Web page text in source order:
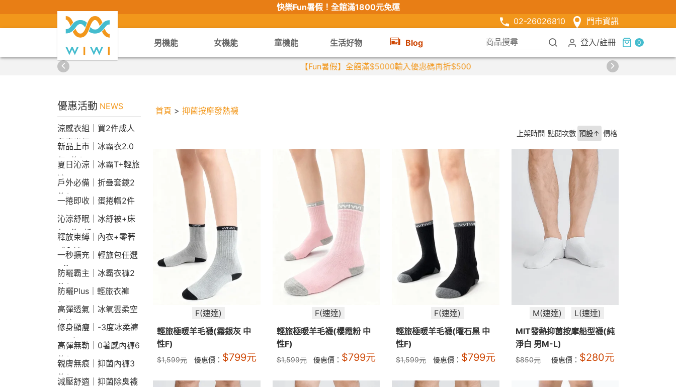
快樂Fun暑假！ 全館滿1800元免運
02-26026810
門市資訊
男機能 女機能 童機能 生活好物 Blog 登入 /註冊 0
【Fun暑假】全館滿$5000輸入優惠碼再折$500
優惠活動 NEWS
涼感衣組｜買2件成人
兒童半價
新品上市｜冰霸衣2.0
任2件$2290
夏日沁涼｜冰霸T+輕旅
褲
戶外必備｜折疊套鏡2
件$1790
一捲即收｜蛋捲帽2件
1790
沁涼舒眠｜冰舒被+床
包2件9折
釋放束縛｜內衣+零著
感內褲
一秒擴充｜輕旅包任選
2件2190
防曬霸主｜冰霸衣褲2
件$1790
防曬Plus｜輕旅衣褲
$2190
高彈透氣｜冰氧雲柔空
氣褲
修身顯瘦｜-3度冰柔褲
790起
高彈無勒｜0著感內褲6
件$1290
親膚無痕｜抑菌內褲3
件$790
減壓舒適｜抑菌除臭襪
首頁 > 抑菌按摩發熱襪
上架時間 點閱次數 預設↑ 價格
F(速達)
輕旅極暖羊毛襪(霧銀灰 中
性F)
$1,599元 優惠價： $799元
F(速達)
輕旅極暖羊毛襪(櫻霞粉 中
性F)
$1,599元 優惠價： $799元
F(速達)
輕旅極暖羊毛襪(曜石黑 中
性F)
$1,599元 優惠價： $799元
M(速達)
L(速達)
MIT發熱抑菌按摩船型襪(純
淨白 男M-L)
$850元 優惠價： $280元